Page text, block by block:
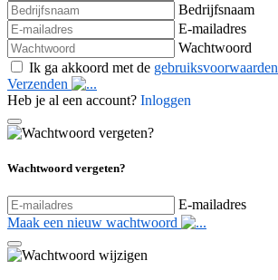
Bedrijfsnaam
E-mailadres
Wachtwoord
Ik ga akkoord met de gebruiksvoorwaarden
Verzenden
Heb je al een account? Inloggen
Wachtwoord vergeten?
E-mailadres
Maak een nieuw wachtwoord